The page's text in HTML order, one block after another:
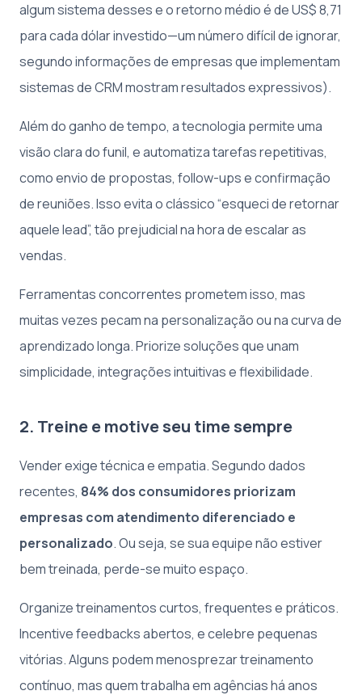
algum sistema desses e o retorno médio é de US$ 8,71
para cada dólar investido—um número difícil de ignorar,
segundo informações de empresas que implementam
sistemas de CRM mostram resultados expressivos).
Além do ganho de tempo, a tecnologia permite uma
visão clara do funil, e automatiza tarefas repetitivas,
como envio de propostas, follow-ups e confirmação
de reuniões. Isso evita o clássico “esqueci de retornar
aquele lead”, tão prejudicial na hora de escalar as
vendas.
Ferramentas concorrentes prometem isso, mas
muitas vezes pecam na personalização ou na curva de
aprendizado longa. Priorize soluções que unam
simplicidade, integrações intuitivas e flexibilidade.
2. Treine e motive seu time sempre
Vender exige técnica e empatia. Segundo dados
recentes, 84% dos consumidores priorizam
empresas com atendimento diferenciado e
personalizado. Ou seja, se sua equipe não estiver
bem treinada, perde-se muito espaço.
Organize treinamentos curtos, frequentes e práticos.
Incentive feedbacks abertos, e celebre pequenas
vitórias. Alguns podem menosprezar treinamento
contínuo, mas quem trabalha em agências há anos